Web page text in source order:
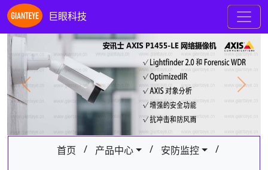
巨眼科技
Previous Next
首页 / 产品中心 / 安防监控 /